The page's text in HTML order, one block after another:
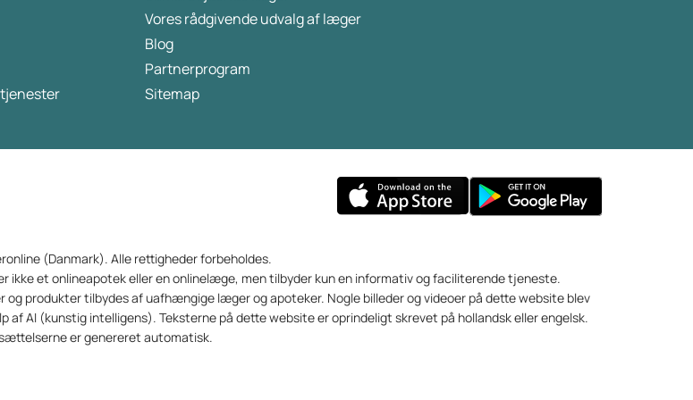
I så fald kan det være en
hjælp at undertrykke
faktorer kan optimeres for en sundere
Vores rådgivende udvalg af læger
Blog
Partnerprogram
Sitemap
(Danmark). Alle rettigheder forbeholdes.
ikke et onlineapotek eller en onlinelæge, men tilbyder kun en informativ og faciliterende tjeneste.
og produkter tilbydes af uafhængige læger og apoteker. Nogle billeder og videoer på dette website blev
af AI (kunstig intelligens). Teksterne på dette website er oprindeligt skrevet på hollandsk eller engelsk.
er genereret automatisk.